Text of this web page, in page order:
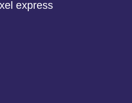
express